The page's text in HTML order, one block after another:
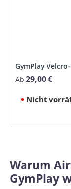
GymPlay
Regulärer Preis:
Ab29,00 €
Nicht
Warum
GymPlay